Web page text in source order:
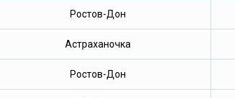
Ростов-Дон
Астраханочка
Ростов-Дон